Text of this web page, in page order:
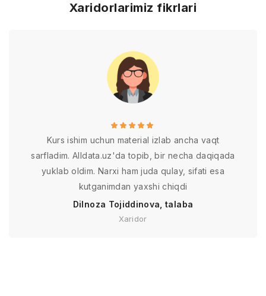
Xaridorlarimiz fikrlari
Kurs ishim uchun material izlab ancha vaqt
sarfladim. Alldata.uz'da topib, bir necha daqiqada
yuklab oldim. Narxi ham juda qulay, sifati esa
kutganimdan yaxshi chiqdi
Dilnoza Tojiddinova, talaba
Xaridor